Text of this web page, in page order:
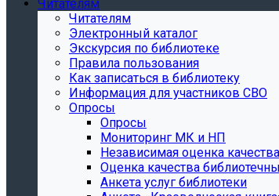
Читателям
Читателям
Электронный каталог
Экскурсия по библиотеке
Правила пользования
Как записаться в библиотеку
Информация для участников СВО
Опросы
Опросы
Мониторинг МК и НП
Независимая оценка
Оценка качества
Анкета услуг библиотеки